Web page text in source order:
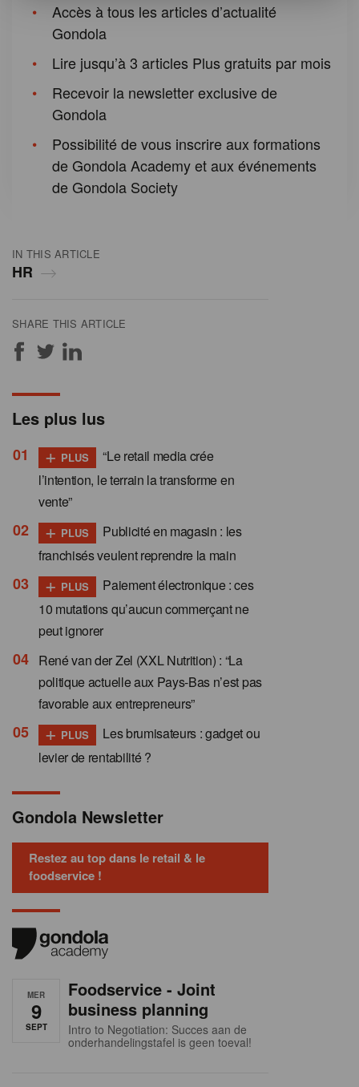
IN THIS ARTICLE
HR
SHARE THIS ARTICLE
Accès à tous les articles d’actualité
Gondola
Lire jusqu’à 3 articles Plus gratuits par mois
Recevoir la newsletter exclusive de
Gondola
Possibilité de vous inscrire aux formations
de Gondola Academy et aux événements
de Gondola Society
Les plus lus
+ PLUS
“Le retail media crée
l’intention, le terrain la transforme en
vente”
+ PLUS
Publicité en magasin : les
franchisés veulent reprendre la main
+ PLUS
Paiement électronique : ces
10 mutations qu’aucun commerçant ne
peut ignorer
René van der Zel (XXL Nutrition) : “La
politique actuelle aux Pays-Bas n’est pas
favorable aux entrepreneurs”
+ PLUS
Les brumisateurs : gadget ou
levier de rentabilité ?
Gondola Newsletter
Restez au top dans le retail & le
foodservice !
MER
9
SEPT
Foodservice - Joint
business planning
Intro to Negotiation: Succes aan de
onderhandelingstafel is geen toeval!